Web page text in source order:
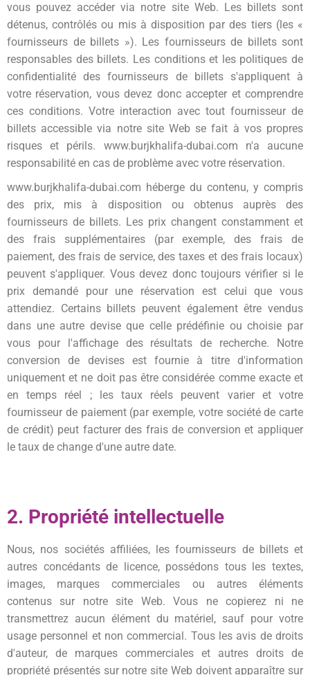
vous pouvez accéder via notre site Web. Les billets sont
détenus, contrôlés ou mis à disposition par des tiers (les «
fournisseurs de billets »). Les fournisseurs de billets sont
responsables des billets. Les conditions et les politiques de
confidentialité des fournisseurs de billets s'appliquent à
votre réservation, vous devez donc accepter et comprendre
ces conditions. Votre interaction avec tout fournisseur de
billets accessible via notre site Web se fait à vos propres
risques et périls. www.burjkhalifa-dubai.com n'a aucune
responsabilité en cas de problème avec votre réservation.
www.burjkhalifa-dubai.com héberge du contenu, y compris
des prix, mis à disposition ou obtenus auprès des
fournisseurs de billets. Les prix changent constamment et
des frais supplémentaires (par exemple, des frais de
paiement, des frais de service, des taxes et des frais locaux)
peuvent s'appliquer. Vous devez donc toujours vérifier si le
prix demandé pour une réservation est celui que vous
attendiez. Certains billets peuvent également être vendus
dans une autre devise que celle prédéfinie ou choisie par
vous pour l'affichage des résultats de recherche. Notre
conversion de devises est fournie à titre d'information
uniquement et ne doit pas être considérée comme exacte et
en temps réel ; les taux réels peuvent varier et votre
fournisseur de paiement (par exemple, votre société de carte
de crédit) peut facturer des frais de conversion et appliquer
le taux de change d'une autre date.
2. Propriété intellectuelle
Nous, nos sociétés affiliées, les fournisseurs de billets et
autres concédants de licence, possédons tous les textes,
images, marques commerciales ou autres éléments
contenus sur notre site Web. Vous ne copierez ni ne
transmettrez aucun élément du matériel, sauf pour votre
usage personnel et non commercial. Tous les avis de droits
d'auteur, de marques commerciales et autres droits de
propriété présentés sur notre site Web doivent apparaître sur